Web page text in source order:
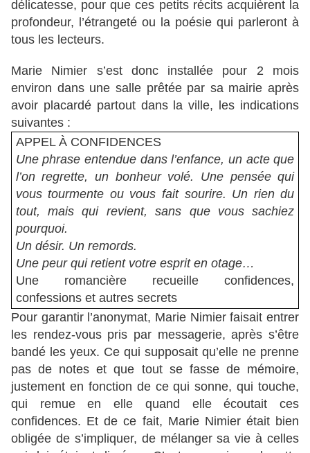
délicatesse, pour que ces petits récits acquièrent la
profondeur, l’étrangeté ou la poésie qui parleront à
tous les lecteurs.
Marie Nimier s’est donc installée pour 2 mois
environ dans une salle prêtée par sa mairie après
avoir placardé partout dans la ville, les indications
suivantes :
APPEL À CONFIDENCES
Une phrase entendue dans l’enfance, un acte que
l’on regrette, un bonheur volé. Une pensée qui
vous tourmente ou vous fait sourire. Un rien du
tout, mais qui revient, sans que vous sachiez
pourquoi.
Un désir. Un remords.
Une peur qui retient votre esprit en otage…
Une romancière recueille confidences,
confessions et autres secrets
Pour garantir l’anonymat, Marie Nimier faisait entrer
les rendez-vous pris par messagerie, après s’être
bandé les yeux. Ce qui supposait qu’elle ne prenne
pas de notes et que tout se fasse de mémoire,
justement en fonction de ce qui sonne, qui touche,
qui remue en elle quand elle écoutait ces
confidences. Et de ce fait, Marie Nimier était bien
obligée de s’impliquer, de mélanger sa vie à celles